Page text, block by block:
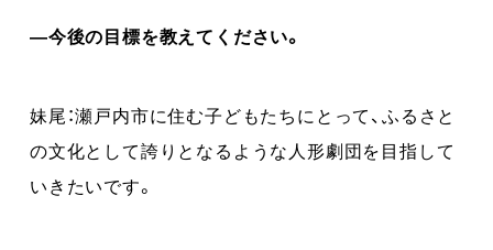
―今後の目標を教えてください。
妹尾：瀬戸内市に住む子どもたちにとって、ふるさと
の文化として誇りとなるような人形劇団を目指して
いきたいです。